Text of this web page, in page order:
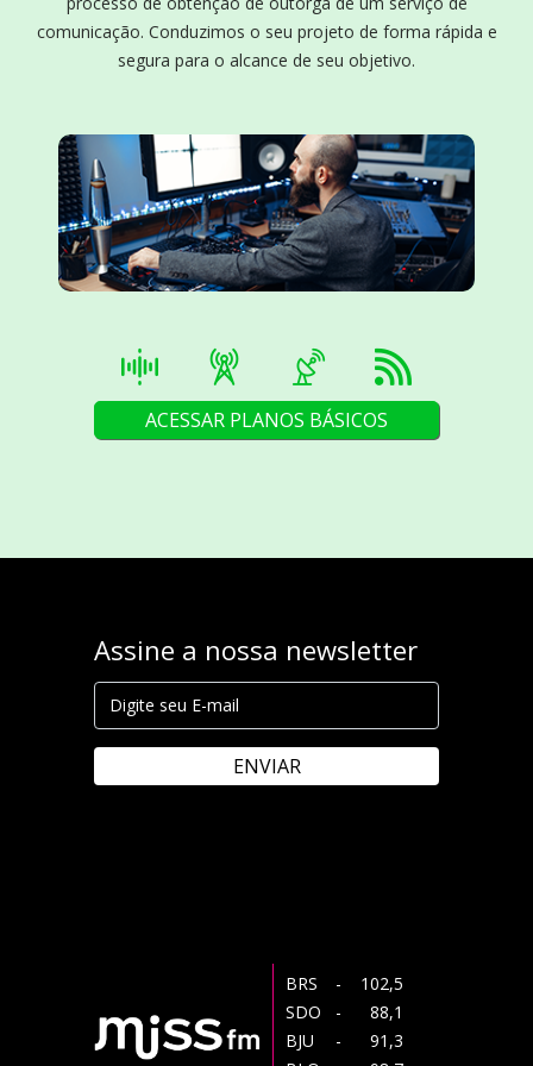
comunicação. Conduzimos o seu projeto de forma rápida e
segura para o alcance de seu objetivo.
ACESSAR PLANOS BÁSICOS
Assine a nossa newsletter
ENVIAR
BRS
- 102,5
SDO
- 88,1
BJU
- 91,3